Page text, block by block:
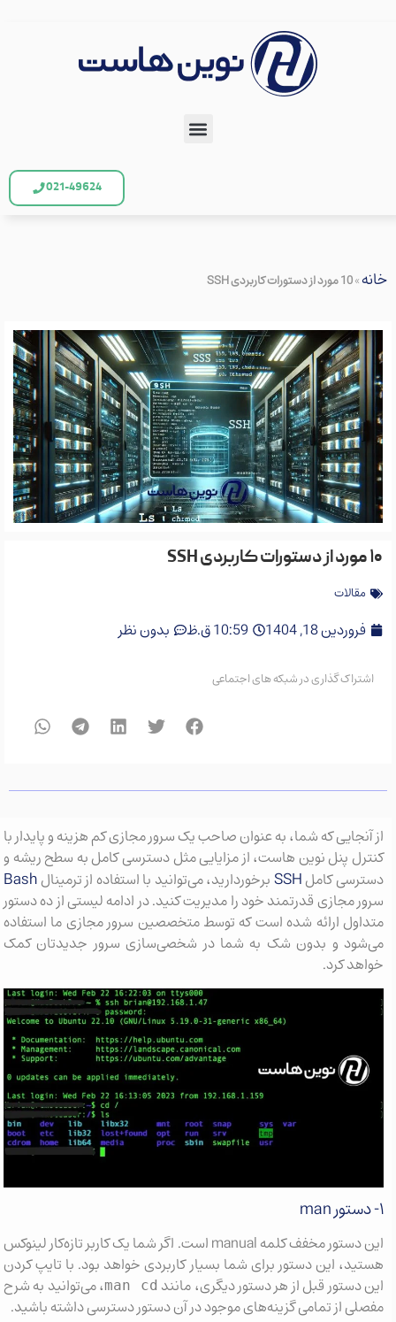
021-49624
خانه»10 مورد از دستورات کاربردی SSH
۱۰ مورد از دستورات کاربردی SSH
مقالات
فروردین 18, 1404 10:59 ق.ظ بدون نظر
اشتراک گذاری در شبکه های اجتماعی
از آنجایی که شما، به عنوان صاحب یک سرور مجازی کم هزینه و پایدار با
کنترل پنل نوین هاست، از مزایایی مثل دسترسی کامل به سطح ریشه و
دسترسی کاملSSHبرخوردارید، می‌توانید با استفاده از ترمینالBash
سرور مجازی قدرتمند خود را مدیریت کنید. در ادامه لیستی از ده دستور
متداول ارائه شده است که توسط متخصصین سرور مجازی ما استفاده
می‌شود و بدون شک به شما در شخصی‌سازی سرور جدیدتان کمک
خواهد کرد.
این دستور مخفف کلمه manual است. اگر شما یک کاربر تازه‌کار لینوکس
هستید، این دستور برای شما بسیار کاربردی خواهد بود. با تایپ کردن
این دستور قبل از هر دستور دیگری، مانندman cd، می‌توانید به شرح
مفصلی از تمامی گزینه‌های موجود در آن دستور دسترسی داشته باشید.